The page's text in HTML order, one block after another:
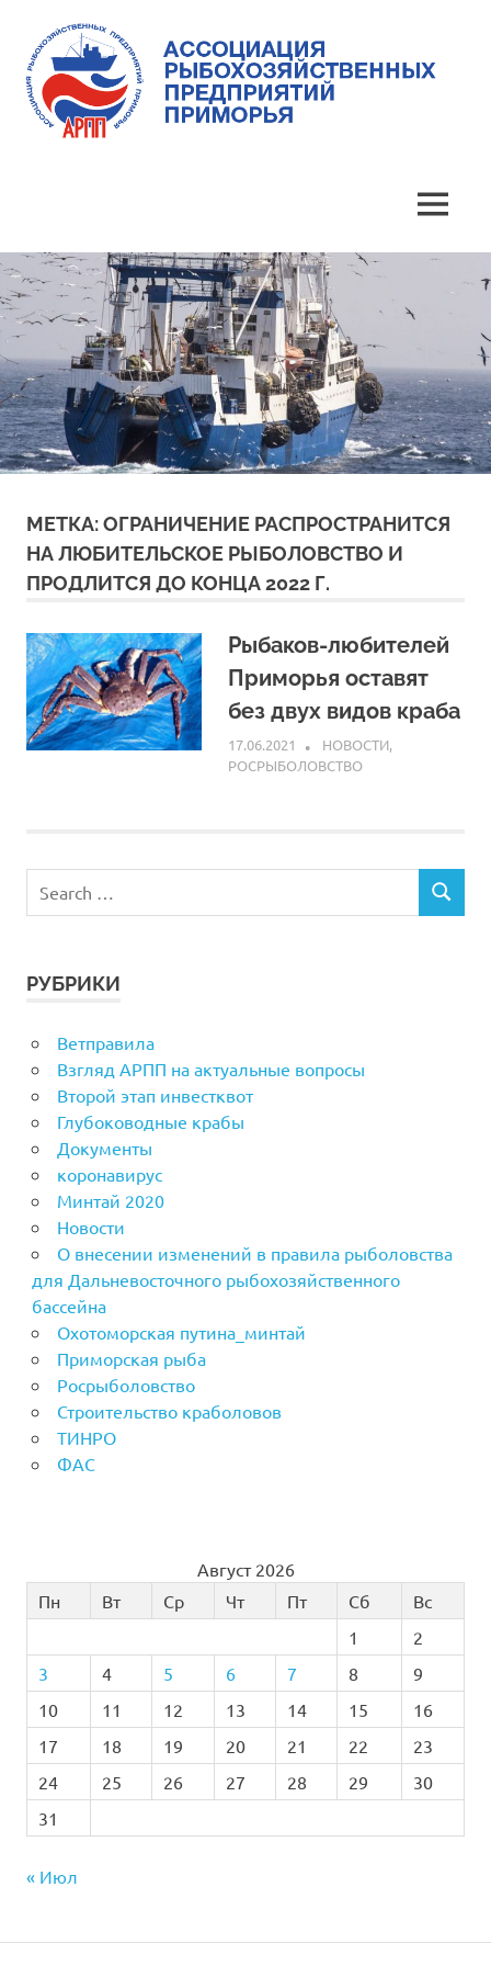
content
предприятий
Приморья
MENU
МЕТКА:ОГРАНИЧЕНИЕ РАСПРОСТРАНИТСЯ
НА ЛЮБИТЕЛЬСКОЕ РЫБОЛОВСТВО И
ПРОДЛИТСЯ ДО КОНЦА 2022 Г.
Рыбаков-любителей
Приморья оставят
без двух видов краба
17.06.2021 ARPP
НОВОСТИ,
РОСРЫБОЛОВСТВО
РУБРИКИ
Ветправила
Взгляд АРПП на актуальные вопросы
Второй этап инвестквот
Глубоководные крабы
Документы
коронавирус
Минтай 2020
Новости
О внесении изменений в правила рыболовства
для Дальневосточного рыбохозяйственного
бассейна
Охотоморская путина_минтай
Приморская рыба
Росрыболовство
Строительство краболовов
ТИНРО
ФАС
Август 2026
Пн
Вт Ср Чт Пт Сб
Вс
1
2
3
4 5 6 7 8
9
10
11 12 13 14 15
16
17
18 19 20 21 22
23
24
25 26 27 28 29
30
31
« Июл